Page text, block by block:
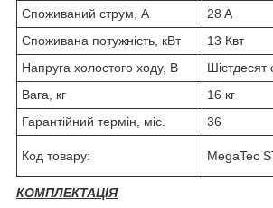
Споживаний струм, А
28 A
Споживана потужність, кВт
13 Квт
Напруга холостого ходу, В
Шістдесят
Вага, кг
16 кг
Гарантійний термін, міс.
36
Код товару: MegaTec
КОМПЛЕКТАЦІЯ